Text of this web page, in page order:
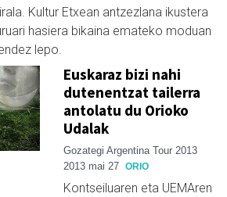
Kultur Etxean antzezlana ikustera
hasiera bikaina emateko moduan
lepo.
Euskaraz bizi nahi
dutenentzat tailerra
antolatu du Orioko
Udalak
Gozategi Argentina Tour 2013
2013 mai 27 ORIO
Kontseiluaren eta UEMAren